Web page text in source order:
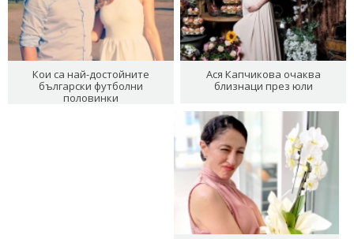
Кои са най-достойните
български футболни
половинки
Ася Капчикова очаква
близнаци през юли